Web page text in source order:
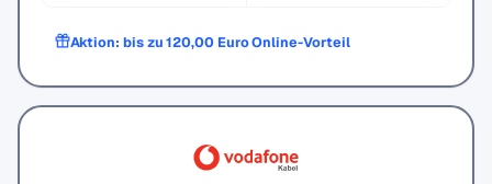
Aktion: bis zu 120,00 Euro Online-Vorteil